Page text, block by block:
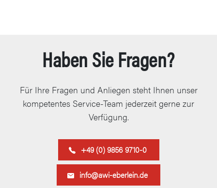
Haben Sie Fragen?
Für Ihre Fragen und Anliegen steht Ihnen unser
kompetentes Service-Team jederzeit gerne zur
Verfügung.
+49 (0) 9856 9710-0
info@awi-eberlein.de